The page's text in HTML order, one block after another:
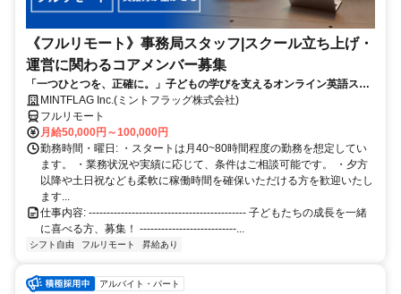
《フルリモート》事務局スタッフ|スクール立ち上げ・
運営に関わるコアメンバー募集
「一つひとつを、正確に。」子どもの学びを支えるオンライン英語スク
ール事務局《フルリモート》
MINTFLAG Inc.(ミントフラッグ株式会社)
フルリモート
月給50,000円～100,000円
勤務時間・曜日: ・スタートは月40~80時間程度の勤務を想定してい
ます。 ・業務状況や実績に応じて、条件はご相談可能です。 ・夕方
以降や土日祝なども柔軟に稼働時間を確保いただける方を歓迎いたし
ます...
仕事内容: -------------------------------------------- 子どもたちの成長を一緒
に喜べる方、募集！ ---------------------------...
シフト自由 フルリモート 昇給あり
アルバイト・パート